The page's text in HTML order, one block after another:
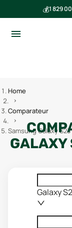
💰1 829
Home
Comparateur
Samsung Galaxy
GALAXY
Galaxy